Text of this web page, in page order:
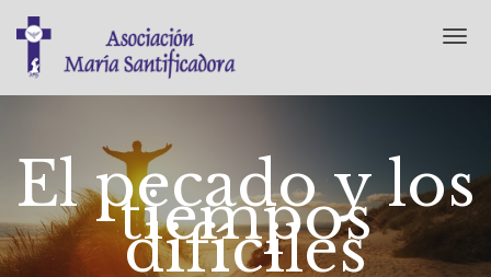
T
n
a
El pecado y los
tiempos
difíciles